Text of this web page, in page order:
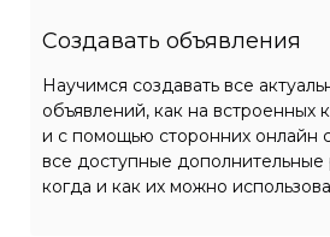
Создавать объявления
Научимся создавать все
объявлений, как на встроенных
и с помощью сторонних онлайн
все доступные
когда и как их можно